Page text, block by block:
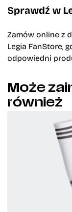
Sprawdź w
Zamów online z
Legia FanStore,
odpowiedni
Może
również